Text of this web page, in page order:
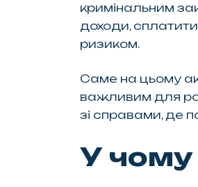
кримінальним
доходи,
ризиком.
Саме на цьому
важливим для
зі справами, де
У чому